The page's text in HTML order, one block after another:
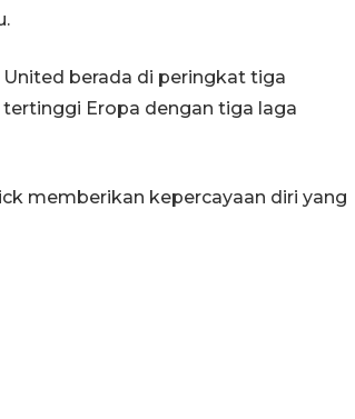
berada di peringkat tiga
Eropa dengan tiga laga
memberikan kepercayaan diri yang